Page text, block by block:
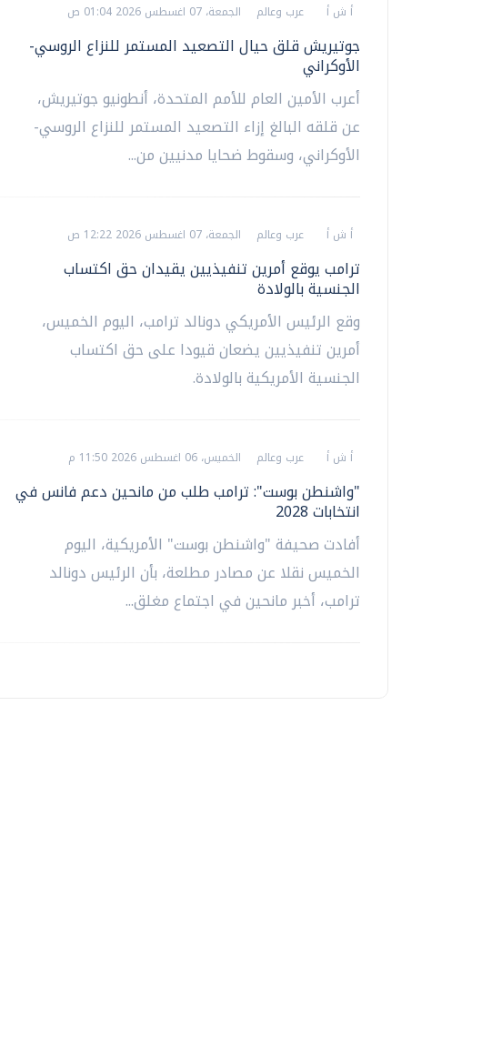
أ ش أ عرب وعالم الجمعة، 07 اغسطس 2026 01:04 ص
جوتيريش قلق حيال التصعيد المستمر للنزاع الروسي-
الأوكراني
أعرب الأمين العام للأمم المتحدة، أنطونيو جوتيريش،
عن قلقه البالغ إزاء التصعيد المستمر للنزاع الروسي-
الأوكراني، وسقوط ضحايا مدنيين من...
أ ش أ عرب وعالم الجمعة، 07 اغسطس 2026 12:22 ص
ترامب يوقع أمرين تنفيذيين يقيدان حق اكتساب
الجنسية بالولادة
وقع الرئيس الأمريكي دونالد ترامب، اليوم الخميس،
أمرين تنفيذيين يضعان قيودا على حق اكتساب
الجنسية الأمريكية بالولادة.
أ ش أ عرب وعالم الخميس، 06 اغسطس 2026 11:50 م
"واشنطن بوست": ترامب طلب من مانحين دعم فانس في
انتخابات 2028
أفادت صحيفة "واشنطن بوست" الأمريكية، اليوم
الخميس نقلا عن مصادر مطلعة، بأن الرئيس دونالد
ترامب، أخبر مانحين في اجتماع مغلق...